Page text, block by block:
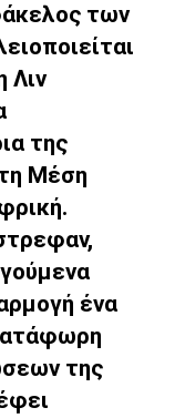
των
Λιν
της
Μέση
ένα
της